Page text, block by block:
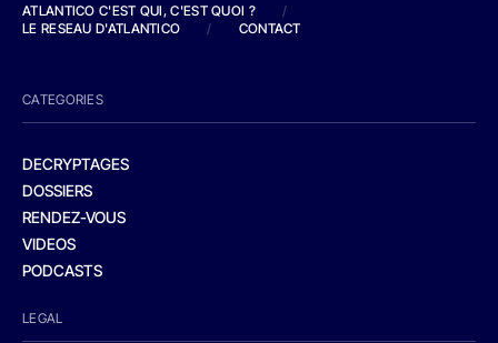
ATLANTICO C'EST QUI, C'EST QUOI ?
/
LE RESEAU D'ATLANTICO
/ CONTACT
CATEGORIES
DECRYPTAGES
DOSSIERS
RENDEZ-VOUS
VIDEOS
PODCASTS
LEGAL